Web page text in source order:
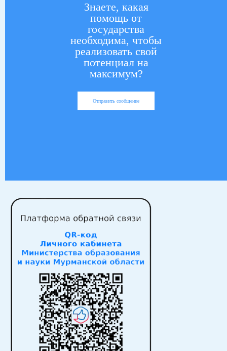
Знаете, какая
помощь от
государства
необходима, чтобы
реализовать свой
потенциал на
максимум?
Отправить сообщение